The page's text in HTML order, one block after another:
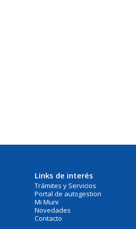
Links de interés
Trámites y Servicios
Portal de autogestion
Mi Muni
Novedades
Contacto